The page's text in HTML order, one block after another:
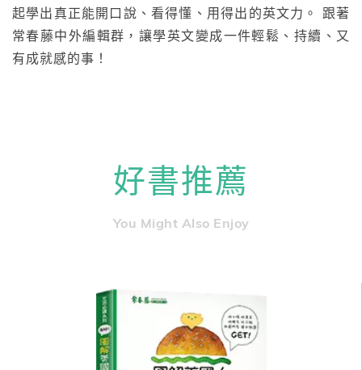
起學出真正能開口說、看得懂、用得出的英文力。 跟著
常春藤中外編輯群，讓學英文變成一件輕鬆、持續、又
有成就感的事！
好書推薦
You Might Also Enjoy